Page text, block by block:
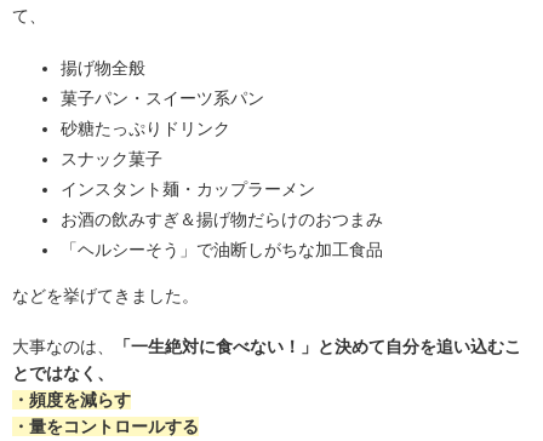
て、
揚げ物全般
菓子パン・スイーツ系パン
砂糖たっぷりドリンク
スナック菓子
インスタント麺・カップラーメン
お酒の飲みすぎ＆揚げ物だらけのおつまみ
「ヘルシーそう」で油断しがちな加工食品
などを挙げてきました。
大事なのは、
「一生絶対に食べない！」と決めて自分を追い込むこ
とではなく、
・頻度を減らす
・量をコントロールする